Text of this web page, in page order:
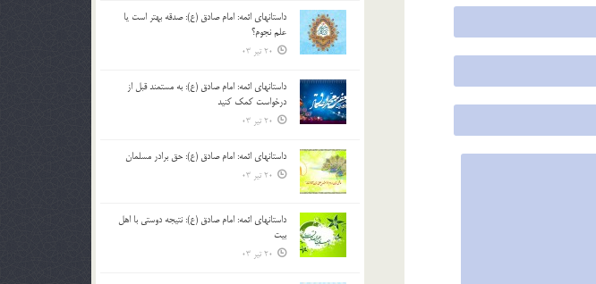
داستانهای ائمه: امام صادق (ع): صدقه بهتر است یا
علم نجوم؟
20 تیر 03
داستانهای ائمه: امام صادق (ع): به مستمند قبل از
درخواست کمک کنید
20 تیر 03
داستانهای ائمه: امام صادق (ع): حق برادر مسلمان
20 تیر 03
داستانهای ائمه: امام صادق (ع): نتیجه دوستی با اهل
بیت
20 تیر 03